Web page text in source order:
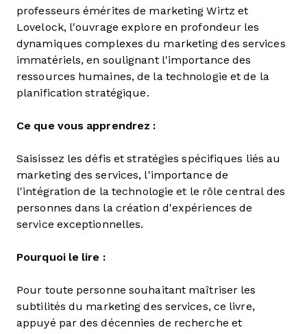
professeurs émérites de marketing Wirtz et
Lovelock, l'ouvrage explore en profondeur les
dynamiques complexes du marketing des services
immatériels, en soulignant l'importance des
ressources humaines, de la technologie et de la
planification stratégique.
Ce que vous apprendrez :
Saisissez les défis et stratégies spécifiques liés au
marketing des services, l'importance de
l'intégration de la technologie et le rôle central des
personnes dans la création d'expériences de
service exceptionnelles.
Pourquoi le lire :
Pour toute personne souhaitant maîtriser les
subtilités du marketing des services, ce livre,
appuyé par des décennies de recherche et